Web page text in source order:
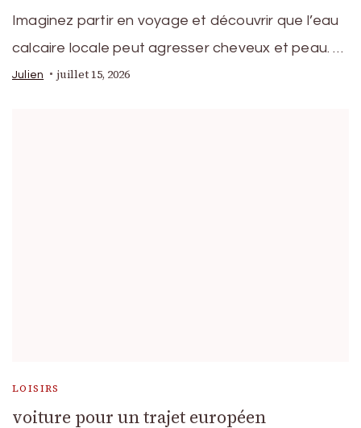
Imaginez partir en voyage et découvrir que l’eau
calcaire locale peut agresser cheveux et peau. …
Julien juillet 15, 2026
LOISIRS
voiture pour un trajet européen